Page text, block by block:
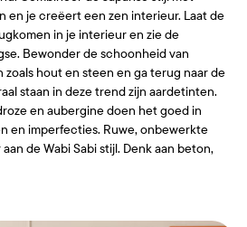
en je creëert een zen interieur. Laat de
in je interieur en zie de
Bewonder de schoonheid van
hout en steen en ga terug naar de
staan in deze trend zijn aardetinten.
en aubergine doen het goed in
en imperfecties. Ruwe, onbewerkte
de Wabi Sabi stijl. Denk aan beton,